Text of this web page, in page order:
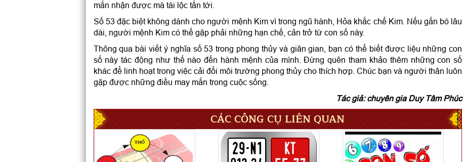
mắn nhận được mà tài lộc tấn tới.
Số 53 đặc biệt không dành cho người mệnh Kim vì trong ngũ hành, Hỏa khắc chế Kim. Nếu gắn bó lâu
dài, người mệnh Kim có thể gặp phải những hạn chế, cản trở từ con số này.
Thông qua bài viết ý nghĩa số 53 trong phong thủy và giân gian, bạn có thể biết được liệu những con
số này tác động như thế nào đến hành mệnh của mình. Đừng quên tham khảo thêm những con số
khác để linh hoạt trong việc cải đổi môi trường phong thủy cho thích hợp. Chúc bạn và người thân luôn
gặp được những điều may mắn trong cuộc sống.
Tác giả: chuyên gia Duy Tâm Phúc
CÁC CÔNG CỤ LIÊN QUAN